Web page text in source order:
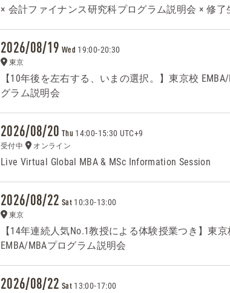
× 会計ファイナンス研究科プログラム説明会 × 修了
2026/08/19 Wed 19:00-20:30
東京
【10年後を左右する、いまの選択。】東京校 EMBA/
グラム説明会
2026/08/20 Thu 14:00-15:30 UTC+9
受付中 オンライン
Live Virtual Global MBA & MSc Information Session
2026/08/22 Sat 10:30-13:00
東京
【14年連続人気No.1教授による体験授業つき】東京
EMBA/MBAプログラム説明会
2026/08/22 Sat 13:00-17:00